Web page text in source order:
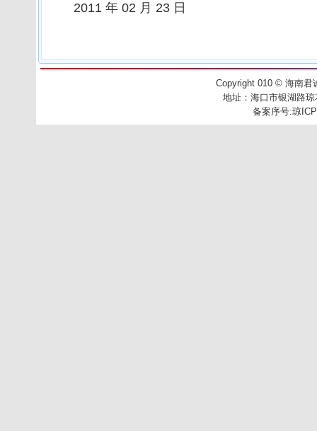
2011 年 02 月 23 日
Copyright 010 © 海南君
地址： 海口市银湖路
备案序号:琼